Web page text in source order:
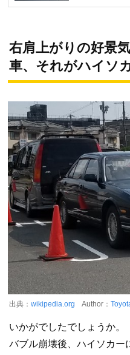
右肩上がりの好景
車、それがハイソ
出典： wikipedia.org Author：
いかがでしたでしょうか。
バブル崩壊後、ハイソカー